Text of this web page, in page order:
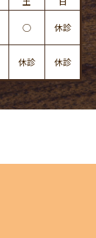
◯ 休診
休診 休診